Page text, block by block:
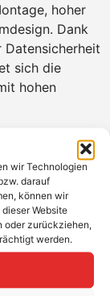
wir Technologien
darauf
können wir
Website
oder zurückziehen,
werden.
hoher
Dank
sich die
hohen
für noch
modulare